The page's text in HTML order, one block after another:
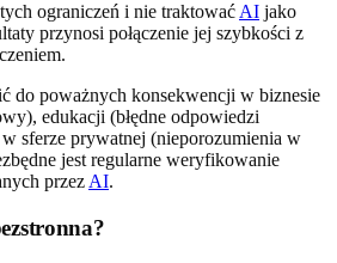
ograniczeń i nie traktować AI jako
przynosi połączenie jej szybkości z
do poważnych konsekwencji w biznesie
edukacji (błędne odpowiedzi
sferze prywatnej (nieporozumienia w
jest regularne weryfikowanie
przez AI.